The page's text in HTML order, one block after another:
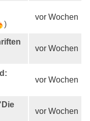
)
vor Wochen
vor Wochen
vor Wochen
vor Wochen